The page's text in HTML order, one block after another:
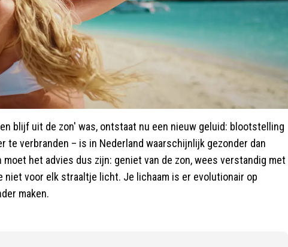
blijf uit de zon' was, ontstaat nu een nieuw geluid: blootstelling
te verbranden – is in Nederland waarschijnlijk gezonder dan
het advies dus zijn: geniet van de zon, wees verstandig met
niet voor elk straaltje licht. Je lichaam is er evolutionair op
maken.